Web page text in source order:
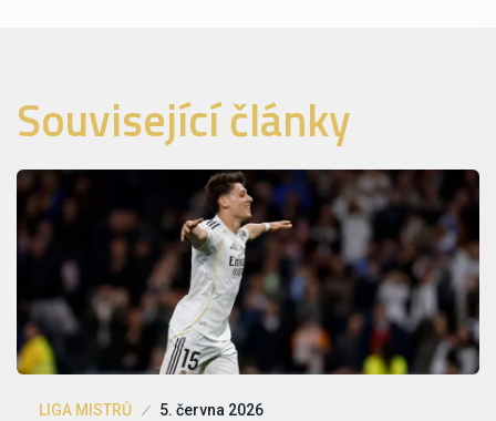
Související články
LIGA MISTRŮ 5. června 2026